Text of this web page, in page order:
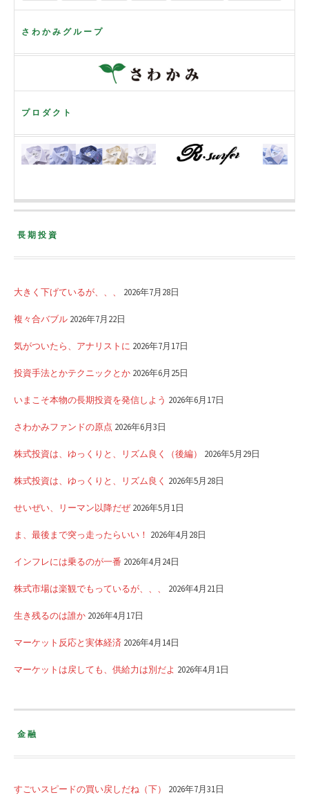
さわかみグループ
プロダクト
長期投資
大きく下げているが、、、 2026年7月28日
複々合バブル 2026年7月22日
気がついたら、アナリストに 2026年7月17日
投資手法とかテクニックとか 2026年6月25日
いまこそ本物の長期投資を発信しよう 2026年6月17日
さわかみファンドの原点 2026年6月3日
株式投資は、ゆっくりと、リズム良く（後編） 2026年5月29日
株式投資は、ゆっくりと、リズム良く 2026年5月28日
せいぜい、リーマン以降だぜ2026年5月1日
ま、最後まで突っ走ったらいい！ 2026年4月28日
インフレには乗るのが一番 2026年4月24日
株式市場は楽観でもっているが、、、 2026年4月21日
生き残るのは誰か 2026年4月17日
マーケット反応と実体経済 2026年4月14日
マーケットは戻しても、供給力は別だよ 2026年4月1日
金融
すごいスピードの買い戻しだね（下） 2026年7月31日